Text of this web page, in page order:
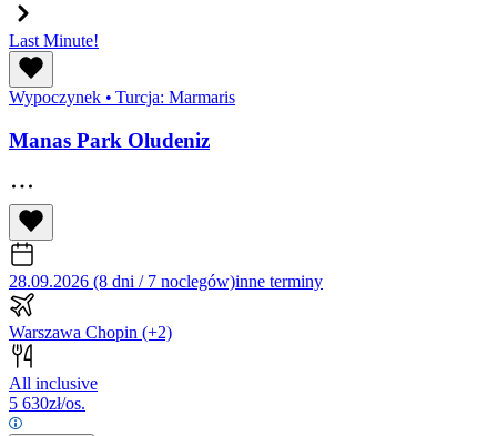
Last Minute!
Wypoczynek • Turcja: Marmaris
Manas Park Oludeniz
28.09.2026 (8 dni / 7 noclegów)inne terminy
Warszawa Chopin (+2)
All inclusive
5 630zł/os.